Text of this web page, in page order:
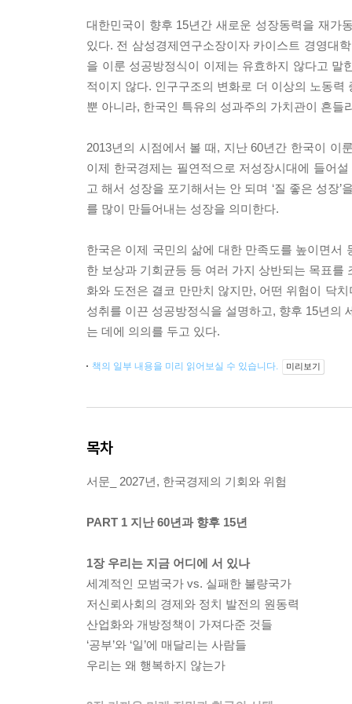
대한민국이 향후 15년간 새로운 성장동력을 재가
있다. 전 삼성경제연구소장이자 카이스트 경영대
을 이룬 성공방정식이 이제는 유효하지 않다고
적이지 않다. 인구구조의 변화로 더 이상의 노동
뿐 아니라, 한국인 특유의 성과주의 가치관이 흔들
2013년의 시점에서 볼 때, 지난 60년간 한국이 이
이제 한국경제는 필연적으로 저성장시대에 들어
고 해서 성장을 포기해서는 안 되며 ‘질 좋은 성장
를 많이 만들어내는 성장을 의미한다.
한국은 이제 국민의 삶에 대한 만족도를 높이면서
한 보상과 기회균등 등 여러 가지 상반되는 목표
화와 도전은 결코 만만치 않지만, 어떤 위험이 닥
성취를 이끈 성공방정식을 설명하고, 향후 15년의
는 데에 의의를 두고 있다.
책의 일부 내용을 미리 읽어보실 수 있습니다. 미리보기
목차
서문_ 2027년, 한국경제의 기회와 위험
PART 1 지난 60년과 향후 15년
1장 우리는 지금 어디에 서 있나
세계적인 모범국가 vs. 실패한 불량국가
저신뢰사회의 경제와 정치 발전의 원동력
산업화와 개방정책이 가져다준 것들
‘공부’와 ‘일’에 매달리는 사람들
우리는 왜 행복하지 않는가